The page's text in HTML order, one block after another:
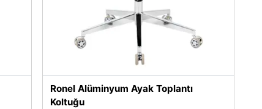
Ronel Alüminyum Ayak Toplantı
Koltuğu